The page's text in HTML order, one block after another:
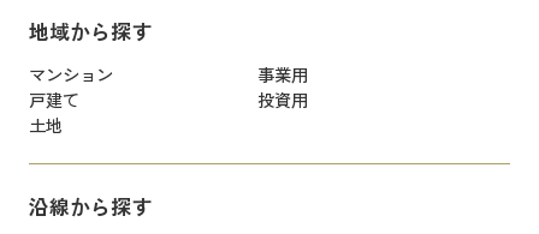
地域から探す
マンション
事業用
戸建て
投資用
土地
沿線から探す